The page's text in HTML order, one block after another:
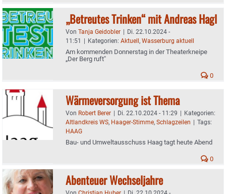
„Betreutes Trinken“ mit Andreas Hagl
Von Tanja Geidobler | Di. 22.10.2024 -
11:51 | Kategorien: Aktuell, Wasserburg aktuell
Am kommenden Donnerstag in der Theaterkneipe
„Der Berg ruft"
0
Wärmeversorgung ist Thema
Von Robert Berer | Di. 22.10.2024 - 11:29 | Kategorien:
Altlandkreis WS, Haager-Stimme, Schlagzeilen | Tags:
HAAG
Bau- und Umweltausschuss Haag tagt heute Abend
0
Abenteuer Wechseljahre